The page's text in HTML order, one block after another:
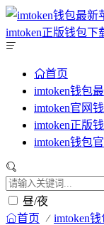
首页
imtoken钱包
imtoken官网
imtoken正版
imtoken钱包
昼/夜
首页 imtoken